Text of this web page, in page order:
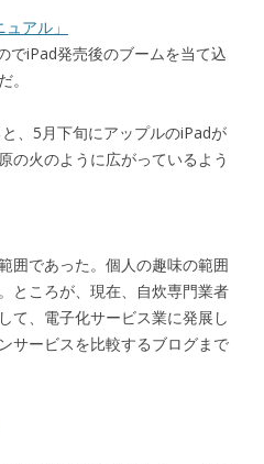
アル」
でiPad発売後のブームを当て込
。
、5月下旬にアップルのiPadが
の火のように広がっているよう
囲であった。個人の趣味の範囲
ところが、現在、自炊専門業者
て、電子化サービス業に発展し
サービスを比較するブログまで